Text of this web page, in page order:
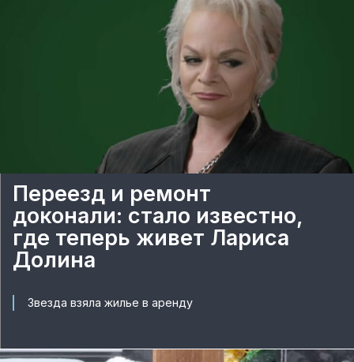
Переезд и ремонт
доконали: стало известно,
где теперь живет Лариса
Долина
Звезда взяла жилье в аренду